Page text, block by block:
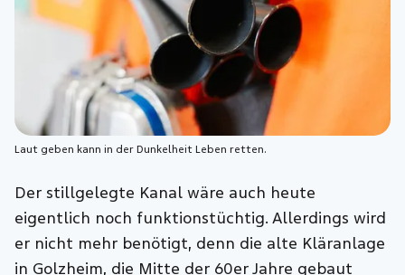
Laut geben kann in der Dunkelheit Leben retten.
Der stillgelegte Kanal wäre auch heute
eigentlich noch funktionstüchtig. Allerdings wird
er nicht mehr benötigt, denn die alte Kläranlage
in Golzheim, die Mitte der 60er Jahre gebaut